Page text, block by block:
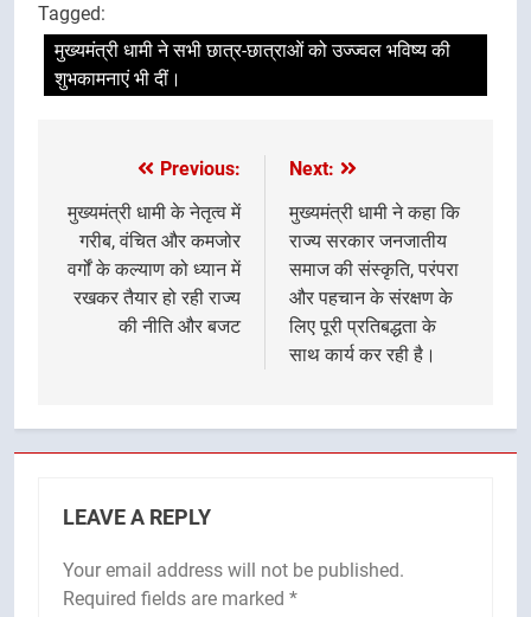
Tagged:
मुख्यमंत्री धामी ने सभी छात्र-छात्राओं को उज्ज्वल भविष्य की
शुभकामनाएं भी दीं।
navigation
Previous:
मुख्यमंत्री धामी के नेतृत्व में
गरीब, वंचित और कमजोर
वर्गों के कल्याण को ध्यान में
रखकर तैयार हो रही राज्य
की नीति और बजट
Next:
मुख्यमंत्री धामी ने कहा कि
राज्य सरकार जनजातीय
समाज की संस्कृति, परंपरा
और पहचान के संरक्षण के
लिए पूरी प्रतिबद्धता के
साथ कार्य कर रही है।
LEAVE A REPLY
Your email address will not be published.
Required fields are marked *